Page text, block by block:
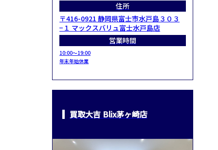
住所
〒416-0921 静岡県富士市水戸島３０３
−１ マックスバリュ富士水戸島店
営業時間
10:00～19:00
年末年始休業
買取大吉 Blix茅ヶ崎店